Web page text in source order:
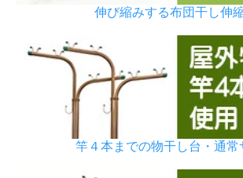
伸び縮みする布団干し伸
竿４本までの物干し台・通常